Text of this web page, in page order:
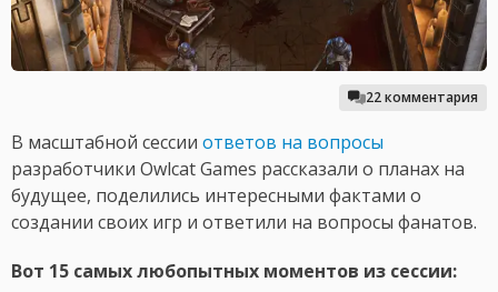
22 комментария
В масштабной сессии ответов на вопросы
разработчики Owlcat Games рассказали о планах на
будущее, поделились интересными фактами о
создании своих игр и ответили на вопросы фанатов.
Вот 15 самых любопытных моментов из сессии: